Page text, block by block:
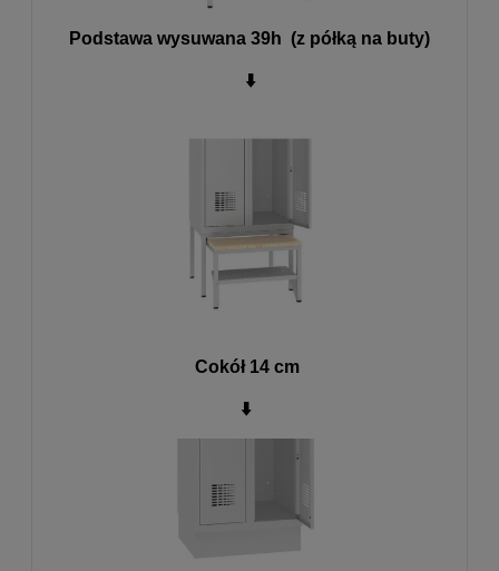
Podstawa wysuwana 39h (z półką na buty)
⬇️
Cokół 14 cm
⬇️